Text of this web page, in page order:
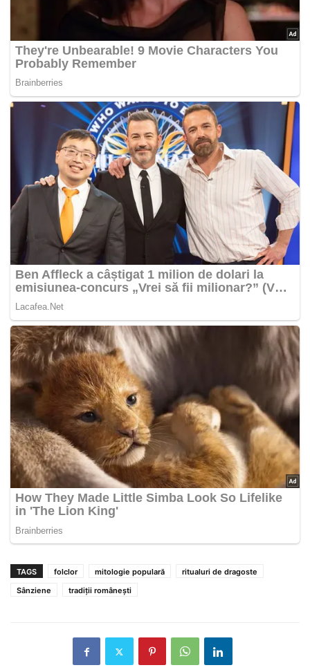
TAGS folclor mitologie populară
ritualuri de dragoste
Sânziene
tradiții românești